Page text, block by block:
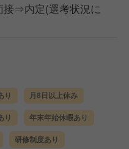
⇒内定(選考状況に
り 月8日以上休み
り 年末年始休暇あり
研修制度あり